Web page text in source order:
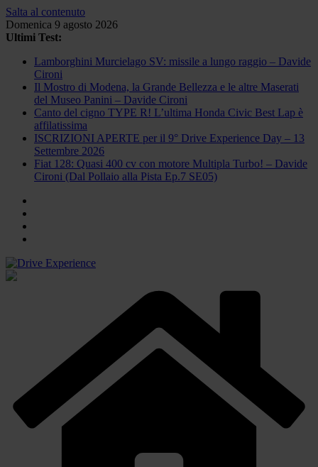
Salta al contenuto
Domenica 9 agosto 2026
Ultimi Test:
Lamborghini Murcielago SV: missile a lungo raggio – Davide
Cironi
Il Mostro di Modena, la Grande Bellezza e le altre Maserati
del Museo Panini – Davide Cironi
Canto del cigno TYPE R! L’ultima Honda Civic Best Lap è
affilatissima
ISCRIZIONI APERTE per il 9° Drive Experience Day – 13
Settembre 2026
Fiat 128: Quasi 400 cv con motore Multipla Turbo! – Davide
Cironi (Dal Pollaio alla Pista Ep.7 SE05)